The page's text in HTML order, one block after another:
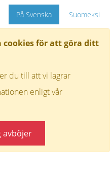
cookies för att göra ditt
du till att vi lagrar
enligt vår
avböjer
På Svenska Suomeksi